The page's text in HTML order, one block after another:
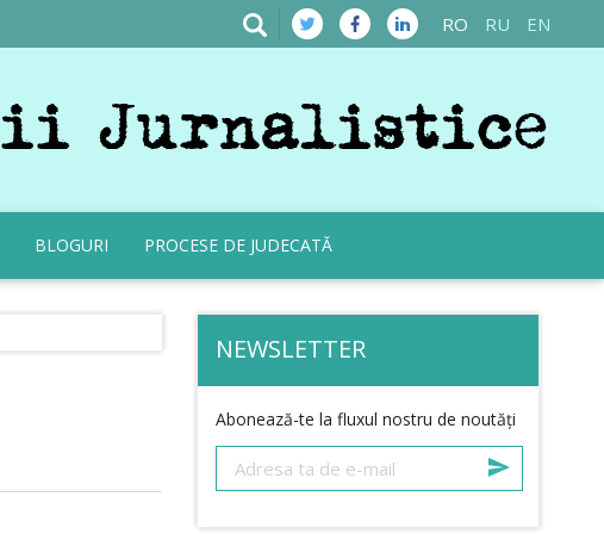
RO RU EN
BLOGURI PROCESE DE JUDECATĂ
NEWSLETTER
Abonează-te la fluxul nostru de noutăți